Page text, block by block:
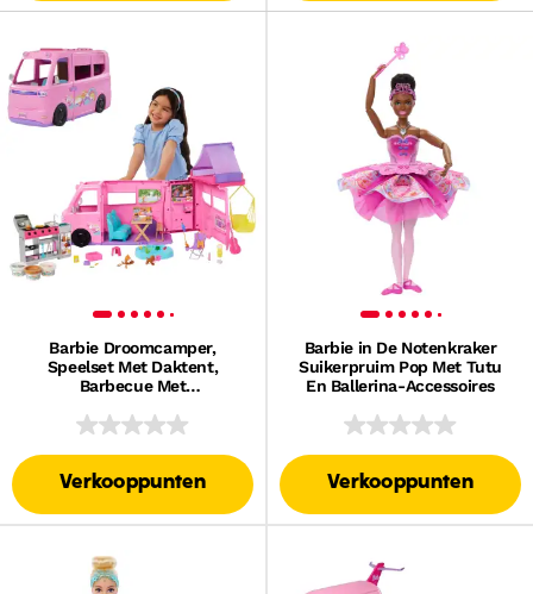
​Barbie Droomcamper,
Speelset Met Daktent,
Barbecue Met
Meer Dan 60 Accessoires
Verkooppunten
Barbie in De Notenkraker
Suikerpruim Pop Met Tutu
En Ballerina-Accessoires
Verkooppunten